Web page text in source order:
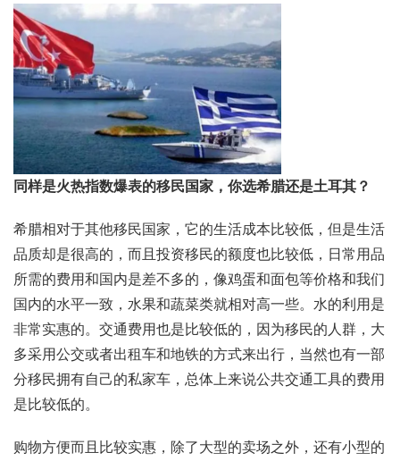
同样是火热指数爆表的移民国家，你选希腊还是土耳其？
希腊相对于其他移民国家，它的生活成本比较低，但是生活
品质却是很高的，而且投资移民的额度也比较低，日常用品
所需的费用和国内是差不多的，像鸡蛋和面包等价格和我们
国内的水平一致，水果和蔬菜类就相对高一些。水的利用是
非常实惠的。交通费用也是比较低的，因为移民的人群，大
多采用公交或者出租车和地铁的方式来出行，当然也有一部
分移民拥有自己的私家车，总体上来说公共交通工具的费用
是比较低的。
购物方便而且比较实惠，除了大型的卖场之外，还有小型的